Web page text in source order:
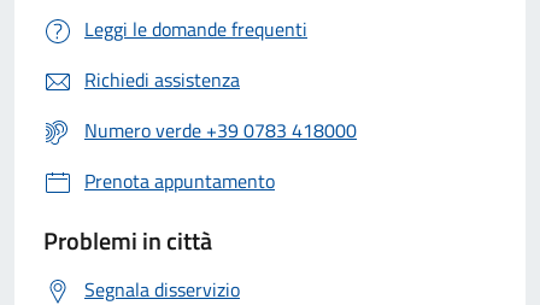
Leggi le domande frequenti
Richiedi assistenza
Numero verde +39 0783 418000
Prenota appuntamento
Problemi in città
Segnala disservizio